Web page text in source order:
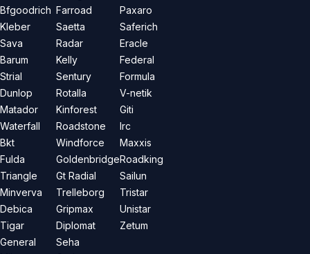
Bfgoodrich
Kleber
Sava
Barum
Strial
Dunlop
Matador
Waterfall
Bkt
Fulda
Triangle
Minverva
Debica
Tigar
General
Farroad
Saetta
Radar
Kelly
Sentury
Rotalla
Kinforest
Roadstone
Windforce
Goldenbridge
Gt Radial
Trelleborg
Gripmax
Diplomat
Seha
Paxaro
Saferich
Eracle
Federal
Formula
V-netik
Giti
Irc
Maxxis
Roadking
Sailun
Tristar
Unistar
Zetum